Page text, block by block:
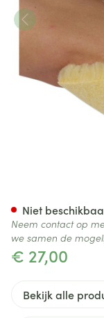
€ 27,00
Niet
Neem contact op
we samen de
Bekijk alle